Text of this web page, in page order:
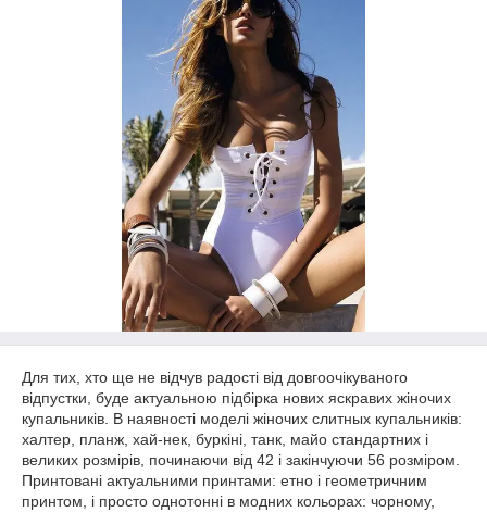
Для тих, хто ще не відчув радості від довгоочікуваного
відпустки, буде актуальною підбірка нових яскравих жіночих
купальників. В наявності моделі жіночих слитных купальників:
халтер, планж, хай-нек, буркіні, танк, майо стандартних і
великих розмірів, починаючи від 42 і закінчуючи 56 розміром.
Принтовані актуальними принтами: етно і геометричним
принтом, і просто однотонні в модних кольорах: чорному,